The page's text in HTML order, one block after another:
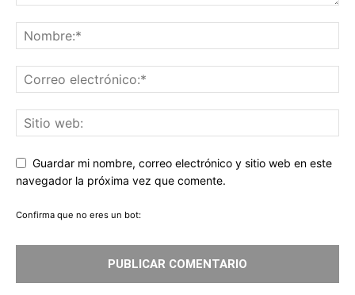
Guardar mi nombre, correo electrónico y sitio web en este
navegador la próxima vez que comente.
Confirma que no eres un bot: